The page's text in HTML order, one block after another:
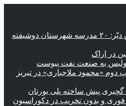
مدیر آموزش و پرورش دیّر: ۲۰ مدرسه شهرستان دوشیفته
در اراک
به صنعت نفت پیوست
«محمود ملاجباری» در تبریز
گچبری پیش ساخته پلی یورتان
و بدون تخریب در دکوراسیون